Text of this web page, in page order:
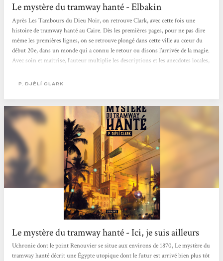
Le mystère du tramway hanté - Elbakin
Après Les Tambours du Dieu Noir, on retrouve Clark, avec cette fois une
histoire de tramway hanté au Caire. Dès les premières pages, pour ne pas dire
même les premières lignes, on se retrouve plongé dans cette ville au cœur du
début 20e, dans un monde qui a connu le retour ou disons l’arrivée de la magie.
Avec soin et maîtrise, l’auteur multiplie les descriptions et les anecdotes locales,
longuettes. Disons qu’il est tout de suite plus facile de brosser le portrait d’une
P. DJÈLÍ CLARK
Le mystère du tramway hanté - Ici, je suis ailleurs
Uchronie dont le point Renouvier se situe aux environs de 1870, Le mystère du
tramway hanté décrit une Égypte utopique dont le futur est arrivé bien plus tôt